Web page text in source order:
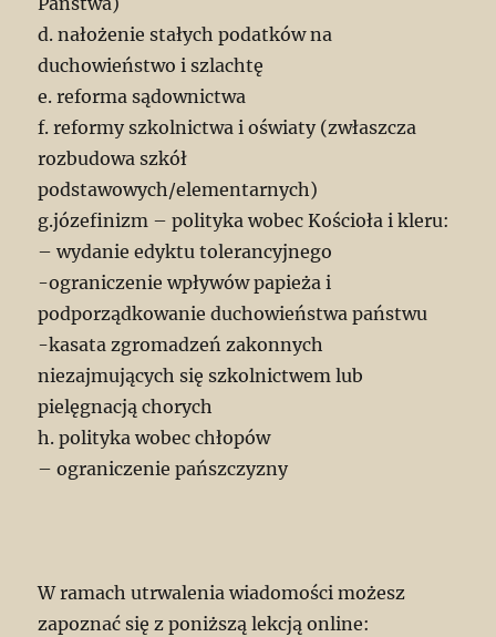
d. nałożenie stałych podatków na
duchowieństwo i szlachtę
e. reforma sądownictwa
f. reformy szkolnictwa i oświaty (zwłaszcza
rozbudowa szkół
podstawowych/elementarnych)
g.józefinizm – polityka wobec Kościoła i kleru:
– wydanie edyktu tolerancyjnego
-ograniczenie wpływów papieża i
podporządkowanie duchowieństwa państwu
-kasata zgromadzeń zakonnych
niezajmujących się szkolnictwem lub
pielęgnacją chorych
h. polityka wobec chłopów
– ograniczenie pańszczyzny
W ramach utrwalenia wiadomości możesz
zapoznać się z poniższą lekcją online: